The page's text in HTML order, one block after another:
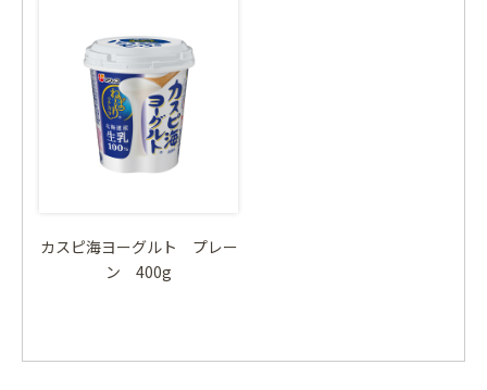
カスピ海ヨーグルト プレー
ン 400g